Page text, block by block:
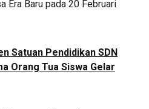
Era Baru pada 20 Februari
Satuan Pendidikan SDN
Orang Tua Siswa Gelar